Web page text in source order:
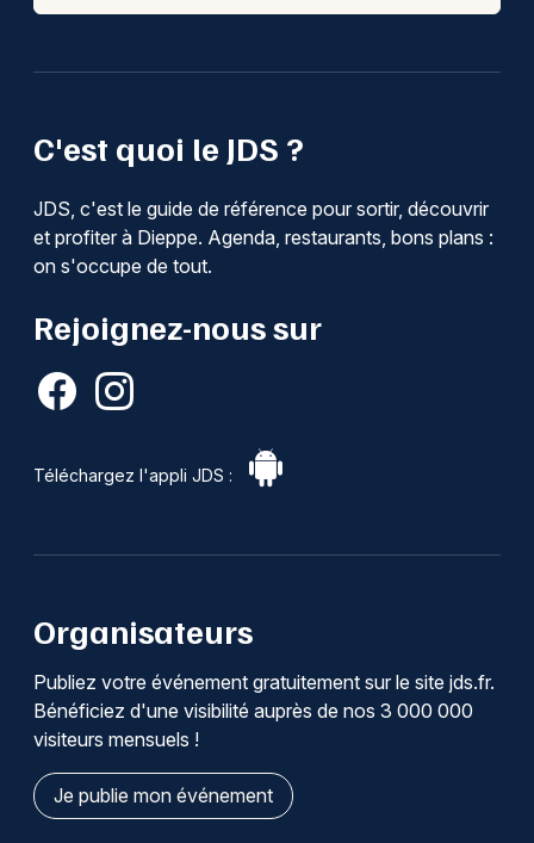
C'est quoi le JDS ?
JDS, c'est le guide de référence pour sortir, découvrir
et profiter à Dieppe. Agenda, restaurants, bons plans :
on s'occupe de tout.
Rejoignez-nous sur
Téléchargez l'appli JDS :
Organisateurs
Publiez votre événement gratuitement sur le site jds.fr.
Bénéficiez d'une visibilité auprès de nos 3 000 000
visiteurs mensuels !
Je publie mon événement